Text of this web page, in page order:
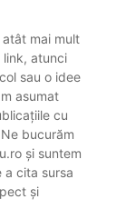
mai mult
atunci
sau o idee
asumat
cu
bucurăm
și suntem
a cita sursa
și